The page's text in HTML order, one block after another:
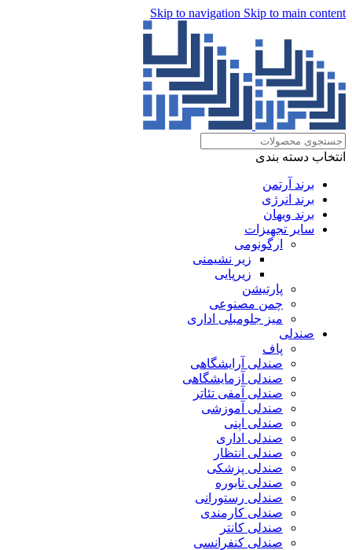
Skip to navigation Skip to main content
انتخاب دسته بندی
برند آرتمن
برند انرژی
برند ویهان
سایر تجهیزات
ارگونومی
زیر نشیمنی
زیرپایی
پارتیشن
چمن مصنوعی
میز جلومبلی اداری
صندلی
پاف
صندلی آرایشگاهی
صندلی آزمایشگاهی
صندلی آمفی تئاتر
صندلی آموزشی
صندلی اپنی
صندلی اداری
صندلی انتظار
صندلی پزشکی
صندلی تابوره
صندلی رستورانی
صندلی کارمندی
صندلی کانتر
صندلی کنفرانسی